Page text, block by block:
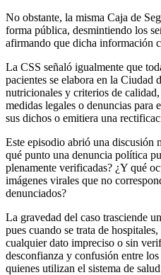
No obstante, la misma Caja de
forma pública, desmintiendo los
afirmando que dicha información
La CSS señaló igualmente que
pacientes se elabora en la Ciudad
nutricionales y criterios de
medidas legales o denuncias para
sus dichos o emitiera una
Este episodio abrió una discusión
qué punto una denuncia política
plenamente verificadas? ¿Y qué
imágenes virales que no
denunciados?
La gravedad del caso trasciende
pues cuando se trata de
cualquier dato impreciso o sin
desconfianza y confusión entre
quienes utilizan el sistema de